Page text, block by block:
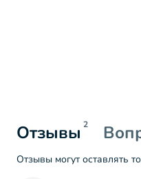
Отзывы 2
Отзывы могут оставлять